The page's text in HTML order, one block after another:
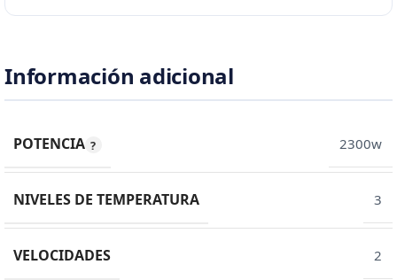
Información adicional
POTENCIA 2300w
NIVELES DE TEMPERATURA 3
VELOCIDADES 2